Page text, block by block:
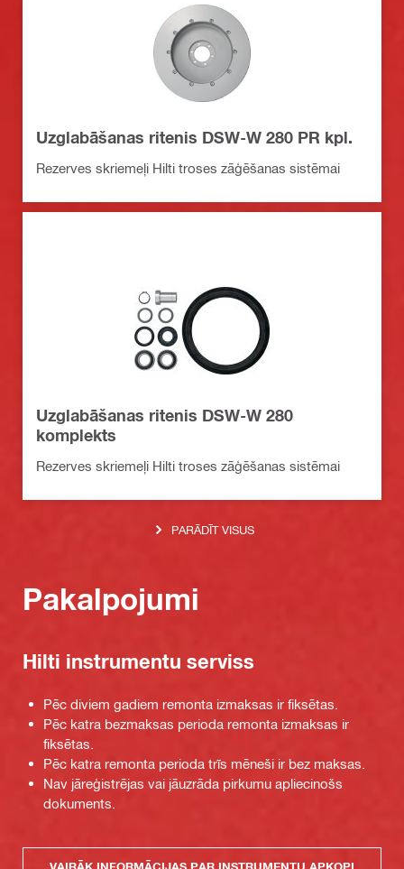
Uzglabāšanas ritenis DSW-W 280 PR kpl.
Rezerves skriemeļi Hilti troses zāģēšanas sistēmai
Uzglabāšanas ritenis DSW-W 280
komplekts
Rezerves skriemeļi Hilti troses zāģēšanas sistēmai
PARĀDĪT VISUS
Pakalpojumi
Hilti instrumentu serviss
Pēc diviem gadiem remonta izmaksas ir fiksētas.
Pēc katra bezmaksas perioda remonta izmaksas ir
fiksētas.
Pēc katra remonta perioda trīs mēneši ir bez maksas.
Nav jāreģistrējas vai jāuzrāda pirkumu apliecinošs
dokuments.